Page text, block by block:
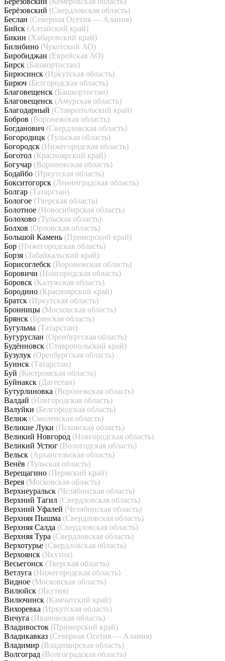
Берёзовский (Свердловская область)
Беслан (Северная Осетия — Алания)
Бийск (Алтайский край)
Бикин (Хабаровский край)
Билибино (Чукотский АО)
Биробиджан (Еврейская АО)
Бирск (Башкортостан)
Бирюсинск (Иркутская область)
Бирюч (Белгородская область)
Благовещенск (Башкортостан)
Благовещенск (Амурская область)
Благодарный (Ставропольский край)
Бобров (Воронежская область)
Богданович (Свердловская область)
Богородицк (Тульская область)
Богородск (Нижегородская область)
Боготол (Красноярский край)
Богучар (Воронежская область)
Бодайбо (Иркутская область)
Бокситогорск (Ленинградская область)
Болгар (Татарстан)
Бологое (Тверская область)
Болотное (Новосибирская область)
Болохово (Тульская область)
Болхов (Орловская область)
Большой Камень (Приморский край)
Бор (Нижегородская область)
Борзя (Забайкальский край)
Борисоглебск (Воронежская область)
Боровичи (Новгородская область)
Боровск (Калужская область)
Бородино (Красноярский край)
Братск (Иркутская область)
Бронницы (Московская область)
Брянск (Брянская область)
Бугульма (Татарстан)
Бугуруслан (Оренбургская область)
Будённовск (Ставропольский край)
Бузулук (Оренбургская область)
Буинск (Татарстан)
Буй (Костромская область)
Буйнакск (Дагестан)
Бутурлиновка (Воронежская область)
Валдай (Новгородская область)
Валуйки (Белгородская область)
Велиж (Смоленская область)
Великие Луки (Псковская область)
Великий Новгород (Новгородская область)
Великий Устюг (Вологодская область)
Вельск (Архангельская область)
Венёв (Тульская область)
Верещагино (Пермский край)
Верея (Московская область)
Верхнеуральск (Челябинская область)
Верхний Тагил (Свердловская область)
Верхний Уфалей (Челябинская область)
Верхняя Пышма (Свердловская область)
Верхняя Салда (Свердловская область)
Верхняя Тура (Свердловская область)
Верхотурье (Свердловская область)
Верхоянск (Якутия)
Весьегонск (Тверская область)
Ветлуга (Нижегородская область)
Видное (Московская область)
Вилюйск (Якутия)
Вилючинск (Камчатский край)
Вихоревка (Иркутская область)
Вичуга (Ивановская область)
Владивосток (Приморский край)
Владикавказ (Северная Осетия — Алания)
Владимир (Владимирская область)
Волгоград (Волгоградская область)